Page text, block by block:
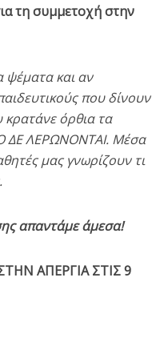
τη συμμετοχή στην
ψέματα και αν
που δίνουν
όρθια τα
ΔΕ ΛΕΡΩΝΟΝΤΑΙ. Μέσα
μας γνωρίζουν τι
απαντάμε άμεσα!
ΑΠΕΡΓΙΑ ΣΤΙΣ 9